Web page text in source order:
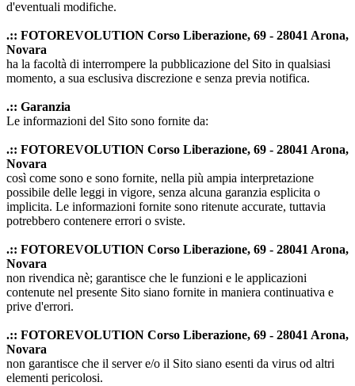
d'eventuali modifiche.
.:: FOTOREVOLUTION Corso Liberazione, 69 - 28041 Arona,
Novara
ha la facoltà di interrompere la pubblicazione del Sito in qualsiasi
momento, a sua esclusiva discrezione e senza previa notifica.
.:: Garanzia
Le informazioni del Sito sono fornite da:
.:: FOTOREVOLUTION Corso Liberazione, 69 - 28041 Arona,
Novara
così come sono e sono fornite, nella più ampia interpretazione
possibile delle leggi in vigore, senza alcuna garanzia esplicita o
implicita. Le informazioni fornite sono ritenute accurate, tuttavia
potrebbero contenere errori o sviste.
.:: FOTOREVOLUTION Corso Liberazione, 69 - 28041 Arona,
Novara
non rivendica nè; garantisce che le funzioni e le applicazioni
contenute nel presente Sito siano fornite in maniera continuativa e
prive d'errori.
.:: FOTOREVOLUTION Corso Liberazione, 69 - 28041 Arona,
Novara
non garantisce che il server e/o il Sito siano esenti da virus od altri
elementi pericolosi.